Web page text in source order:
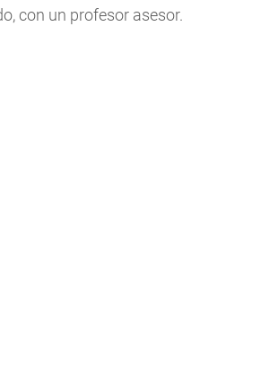
con un profesor asesor.